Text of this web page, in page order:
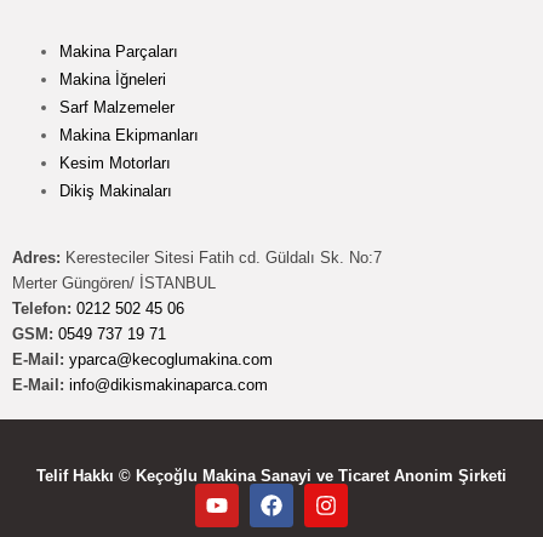
Makina Parçaları
Makina İğneleri
Sarf Malzemeler
Makina Ekipmanları
Kesim Motorları
Dikiş Makinaları
Adres: Keresteciler Sitesi Fatih cd. Güldalı Sk. No:7
Merter Güngören/ İSTANBUL
Telefon: 0212 502 45 06
GSM: 0549 737 19 71
E-Mail: yparca@kecoglumakina.com
E-Mail: info@dikismakinaparca.com
Telif Hakkı © Keçoğlu Makina Sanayi ve Ticaret Anonim Şirketi